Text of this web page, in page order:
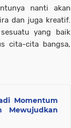
nanti akan
dan juga kreatif.
yang baik
cita-cita bangsa,
Momentum
Mewujudkan